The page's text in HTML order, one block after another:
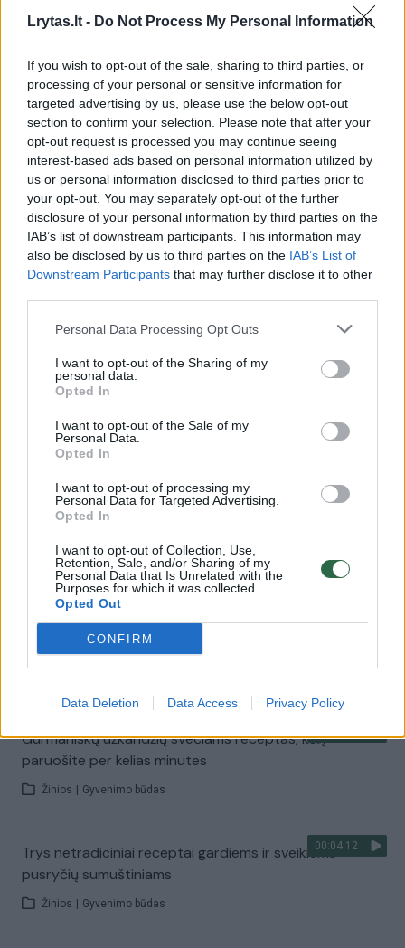
Lrytas.lt - Do Not Process My Personal Information
If you wish to opt-out of the sale, sharing to third parties, or
processing of your personal or sensitive information for
targeted advertising by us, please use the below opt-out
section to confirm your selection. Please note that after your
opt-out request is processed you may continue seeing
interest-based ads based on personal information utilized by
us or personal information disclosed to third parties prior to
your opt-out. You may separately opt-out of the further
disclosure of your personal information by third parties on the
IAB’s list of downstream participants. This information may
also be disclosed by us to third parties on the IAB’s List of
Downstream Participants that may further disclose it to other
Personal Data Processing Opt Outs
I want to opt-out of the Sharing of my
personal data.
Opted In
I want to opt-out of the Sale of my
Personal Data.
Opted In
I want to opt-out of processing my
Personal Data for Targeted Advertising.
Opted In
I want to opt-out of Collection, Use,
Retention, Sale, and/or Sharing of my
Personal Data that Is Unrelated with the
Purposes for which it was collected.
Opted Out
CONFIRM
Data Deletion Data Access Privacy Policy
Žinios | Receptai
00:09:02
„Motyvuoti atletai“ stebina receptu: nors tai
sumuštinis, bet yra labai sveikas
Žinios | Receptai
00:02:22
Izraelietiško skonio sumuštiniai: lengvai paruošiama ir
nepaprastai gardu
Žinios Receptai
00:03:30
Šešių spalvingų ir originalių sumuštinių receptai
Žinios | Receptai
Pasakiško skonio mėsainio receptas, kurį lengvai
pasigaminsite namuose
Žinios | Gyvenimo būdas
00:03:40
Julija Žižė pasidalino savo šeimos mėgstamiausiu
Žinios | Gyvenimo būdas
Neįprastas derinys: sumuštiniai su pupelių užtepėle ir
Gurmaniškų užkandžių svečiams receptas, kurį
paruošite per kelias minutes
Žinios Gyvenimo būdas
00:04:12
Trys netradiciniai receptai gardiems ir sveikiems
pusryčių sumuštiniams
Žinios Gyvenimo būdas